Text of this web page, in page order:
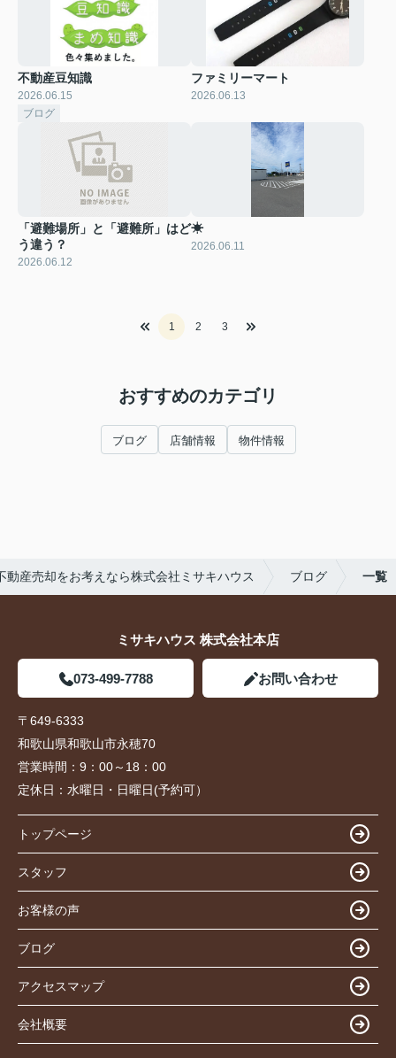
不動産豆知識
2026.06.15
ブログ
ファミリーマート
2026.06.13
「避難場所」と「避難所」はど
う違う？
2026.06.12
☀
2026.06.11
1 2 3
おすすめのカテゴリ
ブログ 店舗情報 物件情報
動産売却をお考えなら株式会社ミサキハウス ブログ 一覧
ミサキハウス 株式会社本店
073-499-7788 お問い合わせ
〒649-6333
和歌山県和歌山市永穂70
営業時間： 9：00～18：00
定休日： 水曜日・日曜日(予約可）
トップページ
スタッフ
お客様の声
ブログ
アクセスマップ
会社概要